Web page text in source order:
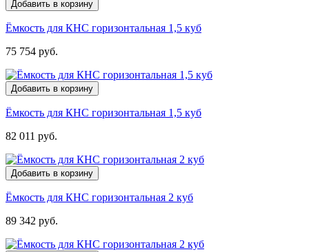
Добавить в корзину
Ёмкость для КНС горизонтальная 1,5 куб
75 754 руб.
Добавить в корзину
Ёмкость для КНС горизонтальная 1,5 куб
82 011 руб.
Добавить в корзину
Ёмкость для КНС горизонтальная 2 куб
89 342 руб.